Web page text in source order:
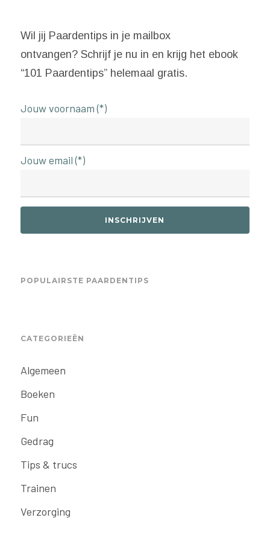
Wil jij Paardentips in je mailbox
ontvangen? Schrijf je nu in en krijg het ebook
“101 Paardentips” helemaal gratis.
Jouw voornaam (*)
Jouw email (*)
INSCHRIJVEN
POPULAIRSTE PAARDENTIPS
CATEGORIEËN
Algemeen
Boeken
Fun
Gedrag
Tips & trucs
Trainen
Verzorging